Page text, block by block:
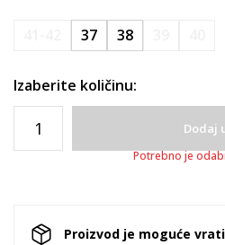
37 38
Izaberite količinu:
Dodaj
Potrebno je
Proizvod je moguće